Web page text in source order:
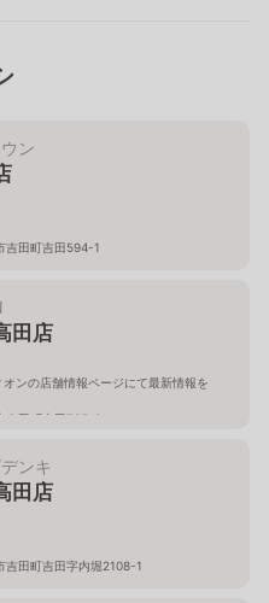
ン
吉田町吉田594-1
田店
ンの店舗情報ページにて最新情報を
吉田町吉田765-3
ンキ
田店
吉田町吉田字内堀2108-1